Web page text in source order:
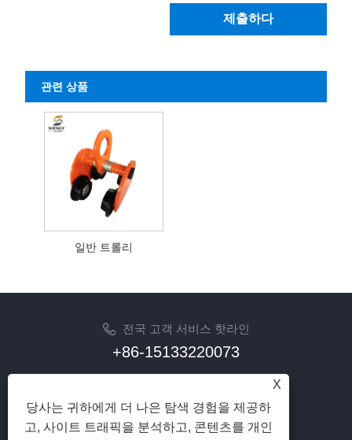
제출하다
관련 상품
일반 트롤리
전국 고객 서비스 핫라인
+86-15133220073
sherry@syhoist.com
팔로우
X
당사는 귀하에게 더 나은 탐색 경험을 제공하
고, 사이트 트래픽을 분석하고, 콘텐츠를 개인